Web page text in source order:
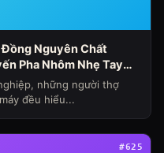
Nguyên Chất
Pha Nhôm Nhẹ Tay
(Chủ Đề Loa Máy
những người thợ
đều hiểu...
#625